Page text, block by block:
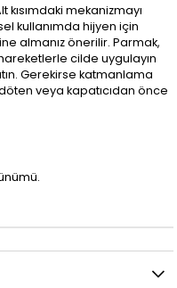
mekanizmayı
kullanımda hijyen için
almanız önerilir. Parmak,
cilde uygulayın
Gerekirse katmanlama
veya kapatıcıdan önce